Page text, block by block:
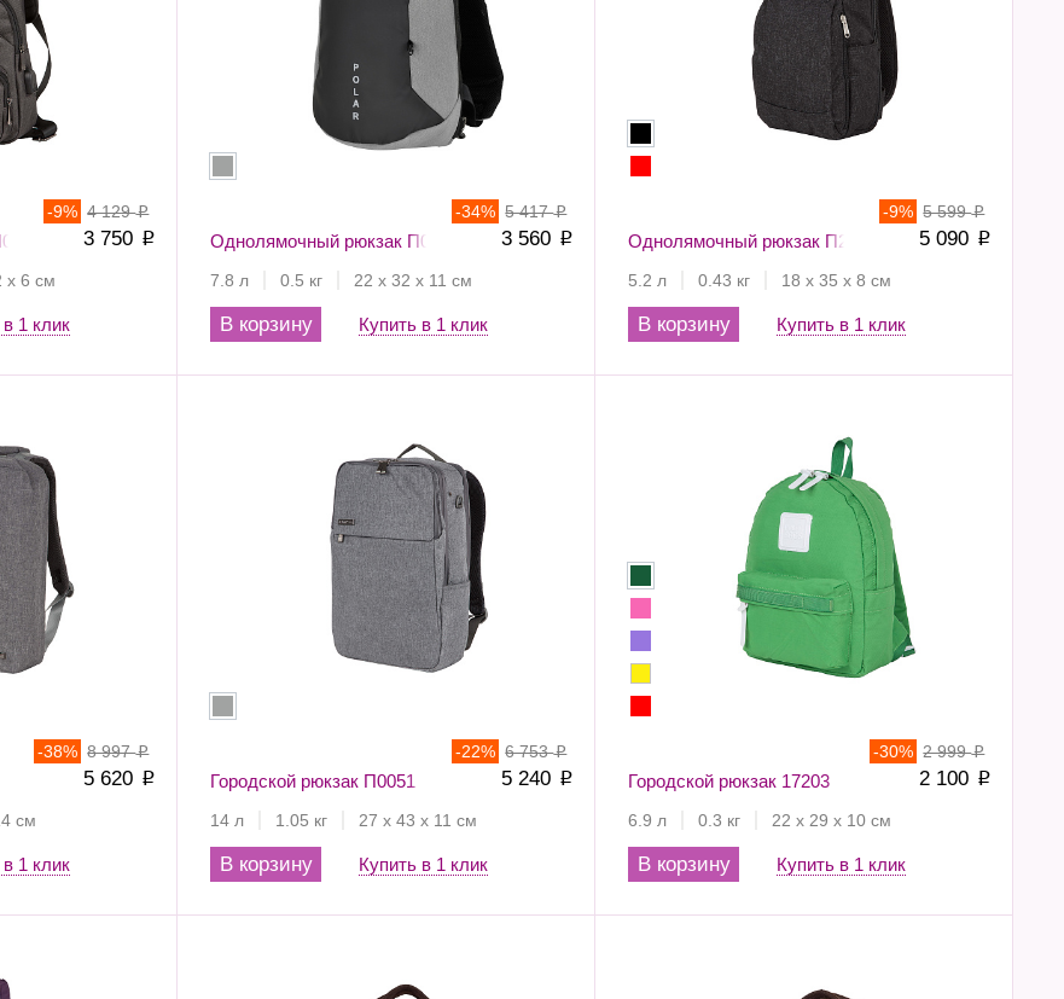
-9% 4 129p
3 750 p
х 6 см
1 клик
Однолямочный рюкзак П0074
-34% 5 417p
3 560 p
7.8 л 0.5 кг 22 х 32 х 11 см
В корзину Купить в 1 клик
Однолямочный рюкзак П2191
-9% 5 599p
5 090 p
5.2 л 0.43 кг 18 х 35 х 8 см
В корзину Купить в 1 клик
-38% 8 997p
5 620 p
см
1 клик
Городской рюкзак П0051
-22% 6 753p
5 240 p
14 л 1.05 кг 27 х 43 х 11 см
В корзину Купить в 1 клик
Городской рюкзак 17203
-30% 2 999p
2 100 p
6.9 л 0.3 кг 22 х 29 х 10 см
В корзину Купить в 1 клик